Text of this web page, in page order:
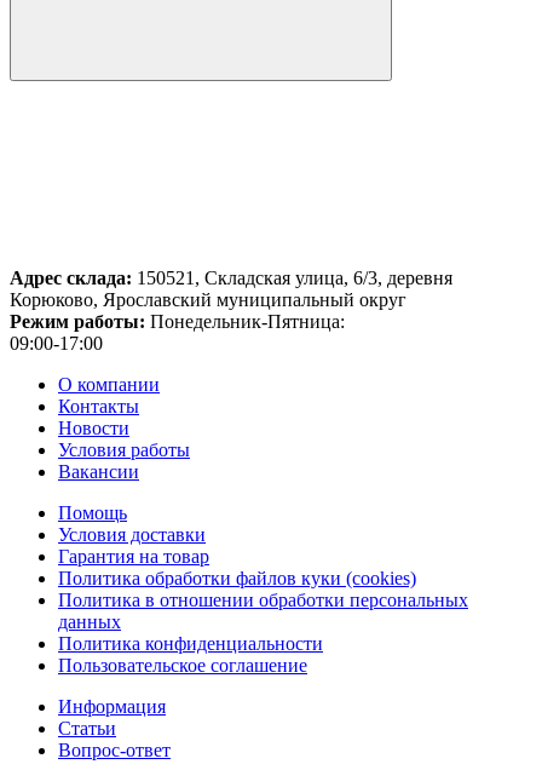
Адрес склада: 150521, Складская улица, 6/3, деревня
Корюково, Ярославский муниципальный округ
Режим работы: Понедельник-Пятница:
09:00-17:00
О компании
Контакты
Новости
Условия работы
Вакансии
Помощь
Условия доставки
Гарантия на товар
Политика обработки файлов куки (cookies)
Политика в отношении обработки персональных
данных
Политика конфиденциальности
Пользовательское соглашение
Информация
Статьи
Вопрос-ответ